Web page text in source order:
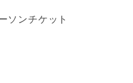
ソンチケット